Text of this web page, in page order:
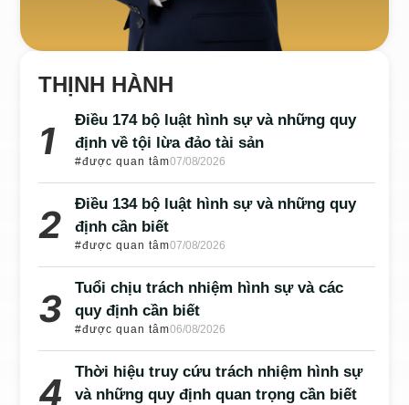
THỊNH HÀNH
Điều 174 bộ luật hình sự và những quy
định về tội lừa đảo tài sản
#được quan tâm07/08/2026
Điều 134 bộ luật hình sự và những quy
định cần biết
#được quan tâm07/08/2026
Tuổi chịu trách nhiệm hình sự và các
quy định cần biết
#được quan tâm06/08/2026
Thời hiệu truy cứu trách nhiệm hình sự
và những quy định quan trọng cần biết